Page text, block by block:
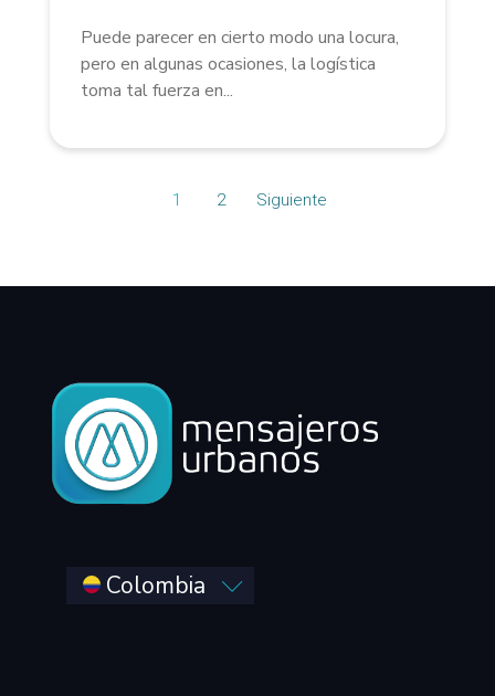
Puede parecer en cierto modo una locura,
pero en algunas ocasiones, la logística
toma tal fuerza en...
1 2 Siguiente
Colombia